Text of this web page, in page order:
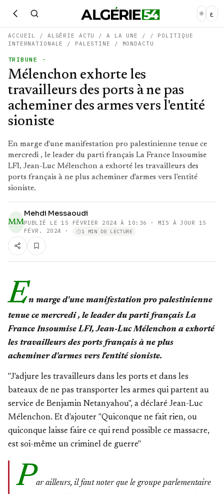
ع
ACCUEIL / ALGÉRIE ACTU /A LA UNE / / POLITIQUE
INTERNATIONALE
/ PALESTINE / MONDACTU
TRIBUNE ·
Mélenchon exhorte les
travailleurs des ports à ne pas
acheminer des armes vers l'entité
sioniste
En marge d'une manifestation pro palestinienne tenue ce
mercredi , le leader du parti français La France Insoumise
LFI, Jean-Luc Mélenchon a exhorté les travailleurs des
ports français à ne plus acheminer d'armes vers l'entité
sioniste.
MM
Mehdi Messaoudi
PUBLIÉ LE 15 FÉVRIER 2024 À 10:36
· MIS À JOUR 15
FÉVR. 2024
· 1 MIN DE LECTURE
En marge d'une manifestation pro palestinienne
tenue ce mercredi , le leader du parti français La
France Insoumise LFI, Jean-Luc Mélenchon a exhorté
les travailleurs des ports français à ne plus
acheminer d'armes vers l'entité sioniste.
"J'adjure les travailleurs dans les ports et dans les
bateaux de ne pas transporter les armes qui partent au
service de Benjamin Netanyahou", a déclaré Jean-Luc
Mélenchon. Et d'ajouter "Quiconque ne fait rien, ou
quiconque laisse faire ce qui rend possible ce massacre,
est soi-même un criminel de guerre"
Par ailleurs, il faut noter que le groupe parlementaire